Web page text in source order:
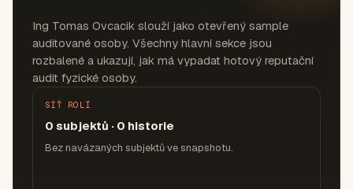
Ing Tomas Ovcacik slouží jako otevřený sample
auditované osoby. Všechny hlavní sekce jsou
rozbalené a ukazují, jak má vypadat hotový reputační
audit fyzické osoby.
SÍŤ ROLÍ
0 subjektů · 0 historie
Bez navázaných subjektů ve snapshotu.